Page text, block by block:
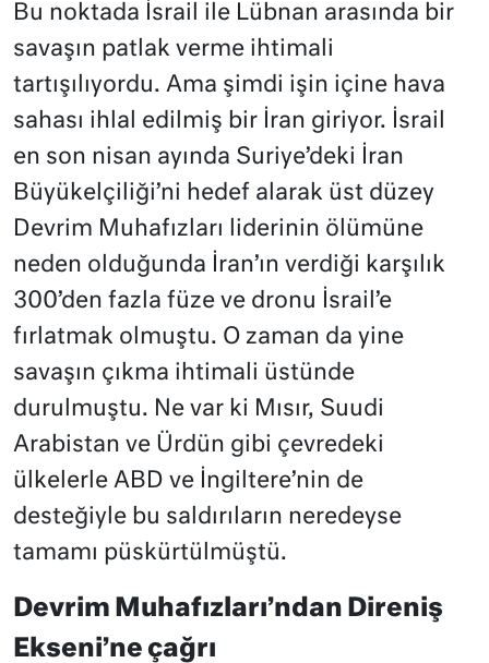
Bu noktada İsrail ile Lübnan arasında bir
savaşın patlak verme ihtimali
tartışılıyordu. Ama şimdi işin içine hava
sahası ihlal edilmiş bir İran giriyor. İsrail
en son nisan ayında Suriye’deki İran
Büyükelçiliği’ni hedef alarak üst düzey
Devrim Muhafızları liderinin ölümüne
neden olduğunda İran’ın verdiği karşılık
300’den fazla füze ve dronu İsrail’e
fırlatmak olmuştu. O zaman da yine
savaşın çıkma ihtimali üstünde
durulmuştu. Ne var ki Mısır, Suudi
Arabistan ve Ürdün gibi çevredeki
ülkelerle ABD ve İngiltere’nin de
desteğiyle bu saldırıların neredeyse
tamamı püskürtülmüştü.
Devrim Muhafızları’ndan Direniş
Ekseni’ne çağrı